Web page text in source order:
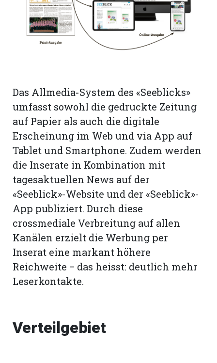
Das Allmedia-System des «Seeblicks»
umfasst sowohl die gedruckte Zeitung
auf Papier als auch die digitale
Erscheinung im Web und via App auf
Tablet und Smartphone. Zudem werden
die Inserate in Kombination mit
tagesaktuellen News auf der
«Seeblick»-Website und der «Seeblick»-
App publiziert. Durch diese
crossmediale Verbreitung auf allen
Kanälen erzielt die Werbung per
Inserat eine markant höhere
Reichweite − das heisst: deutlich mehr
Leserkontakte.
Verteilgebiet